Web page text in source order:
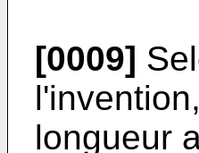
[0009]
longueur